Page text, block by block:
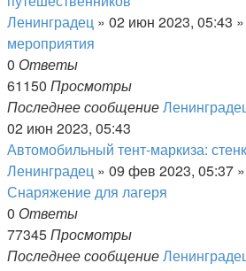
Ленинградец » 02 июн 2023, 05:43
мероприятия
0 Ответы
61150 Просмотры
Последнее сообщение
02 июн 2023, 05:43
Автомобильный тент-маркиза:
Ленинградец » 09 фев 2023, 05:37
Снаряжение для лагеря
0 Ответы
77345Просмотры
Последнее сообщение